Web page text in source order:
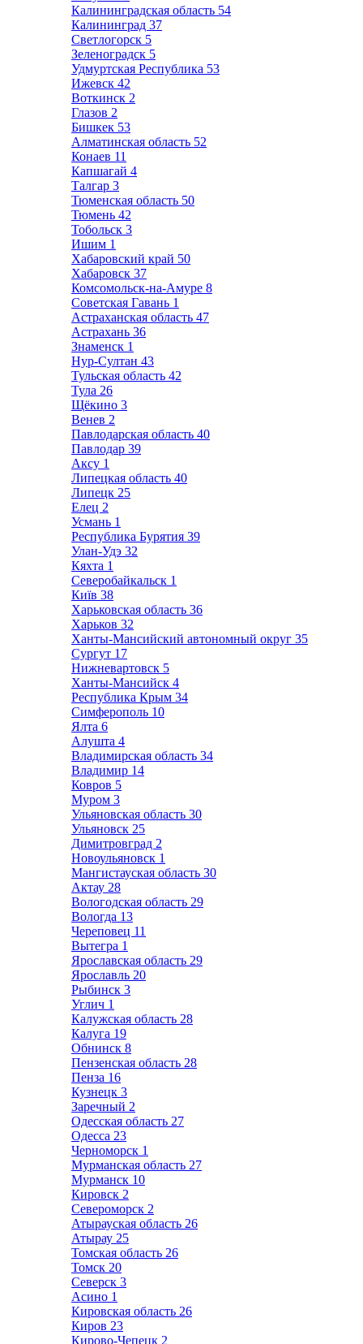
Калининградская область 54
Калининград 37
Светлогорск 5
Зеленоградск 5
Удмуртская Республика 53
Ижевск 42
Воткинск 2
Глазов 2
Бишкек 53
Алматинская область 52
Конаев 11
Капшагай 4
Талгар 3
Тюменская область 50
Тюмень 42
Тобольск 3
Ишим 1
Хабаровский край 50
Хабаровск 37
Комсомольск-на-Амуре 8
Советская Гавань 1
Астраханская область 47
Астрахань 36
Знаменск 1
Нур-Султан 43
Тульская область 42
Тула 26
Щёкино 3
Венев 2
Павлодарская область 40
Павлодар 39
Аксу 1
Липецкая область 40
Липецк 25
Елец 2
Усмань 1
Республика Бурятия 39
Улан-Удэ 32
Кяхта 1
Северобайкальск 1
Київ 38
Харьковская область 36
Харьков 32
Ханты-Мансийский автономный округ 35
Сургут 17
Нижневартовск 5
Ханты-Мансийск 4
Республика Крым 34
Симферополь 10
Ялта 6
Алушта 4
Владимирская область 34
Владимир 14
Ковров 5
Муром 3
Ульяновская область 30
Ульяновск 25
Димитровград 2
Новоульяновск 1
Мангистауская область 30
Актау 28
Вологодская область 29
Вологда 13
Череповец 11
Вытегра 1
Ярославская область 29
Ярославль 20
Рыбинск 3
Углич 1
Калужская область 28
Калуга 19
Обнинск 8
Пензенская область 28
Пенза 16
Кузнецк 3
Заречный 2
Одесская область 27
Одесса 23
Черноморск 1
Мурманская область 27
Мурманск 10
Кировск 2
Североморск 2
Атырауская область 26
Атырау 25
Томская область 26
Томск 20
Северск 3
Асино 1
Кировская область 26
Киров 23
Кирово-Чепецк 2